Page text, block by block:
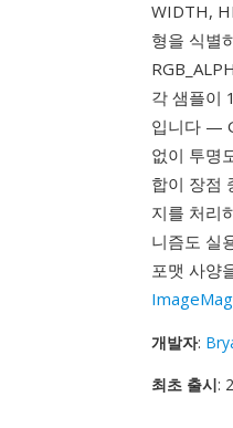
WIDTH,
형을 식별
각 샘플이
입니다 —
없이 투명
합이 장점
지를 처리
니즘도 실
포맷 사양
개발자:
최초 출시: